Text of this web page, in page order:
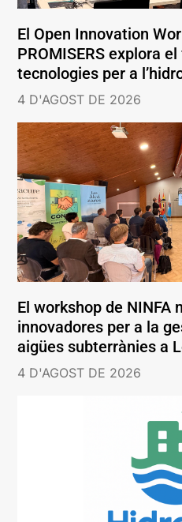
El Open Innovation
PROMISERS explora
tecnologies per a
4 D'AGOST DE 2026
El workshop de NINFA
innovadores per a la
aigües subterrànies a
4 D'AGOST DE 2026